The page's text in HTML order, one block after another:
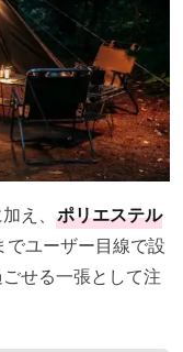
え、 ポリエステル
でユーザー目線で設
せる一張として注